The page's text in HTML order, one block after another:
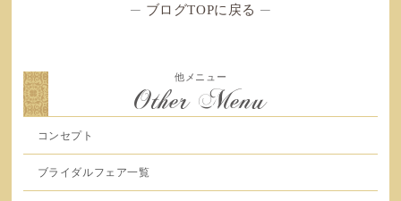
─ ブログTOPに戻る ─
他メニュー
Other Menu
コンセプト
ブライダルフェア一覧